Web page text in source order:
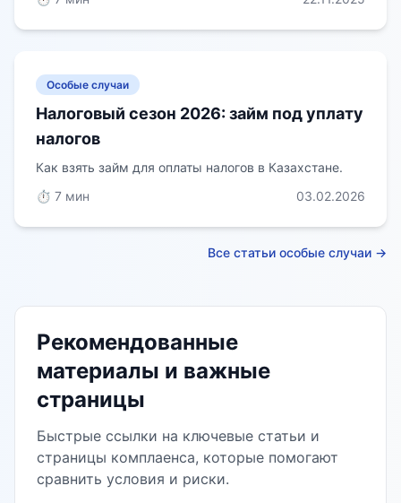
Особые случаи
Налоговый сезон 2026: займ под уплату
налогов
Как взять займ для оплаты налогов в Казахстане.
⏱️ 7 мин
03.02.2026
Все статьи особые случаи →
Рекомендованные
материалы и важные
страницы
Быстрые ссылки на ключевые статьи и
страницы комплаенса, которые помогают
сравнить условия и риски.